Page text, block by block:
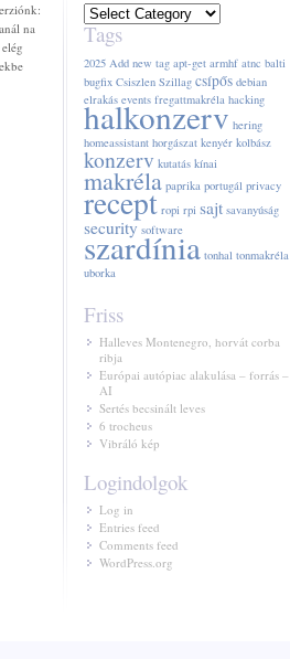
na
hal
Tags
2025 Add new tag apt-get armhf atnc balti
bugfix Csiszlen Szillag csípős debian
elrakás events fregattmakréla hacking
halkonzerv hering
homeassistant horgászat kenyér kolbász
konzerv kutatás kínai
makréla paprika portugál privacy
recept ropi rpi sajt savanyúság
security software
szardínia tonhal tonmakréla
uborka
Friss
Halleves Montenegro, horvát corba
ribja
Európai autópiac alakulása – forrás –
AI
Sertés becsinált leves
6 trocheus
Vibráló kép
Logindolgok
Log in
Entries feed
Comments feed
WordPress.org